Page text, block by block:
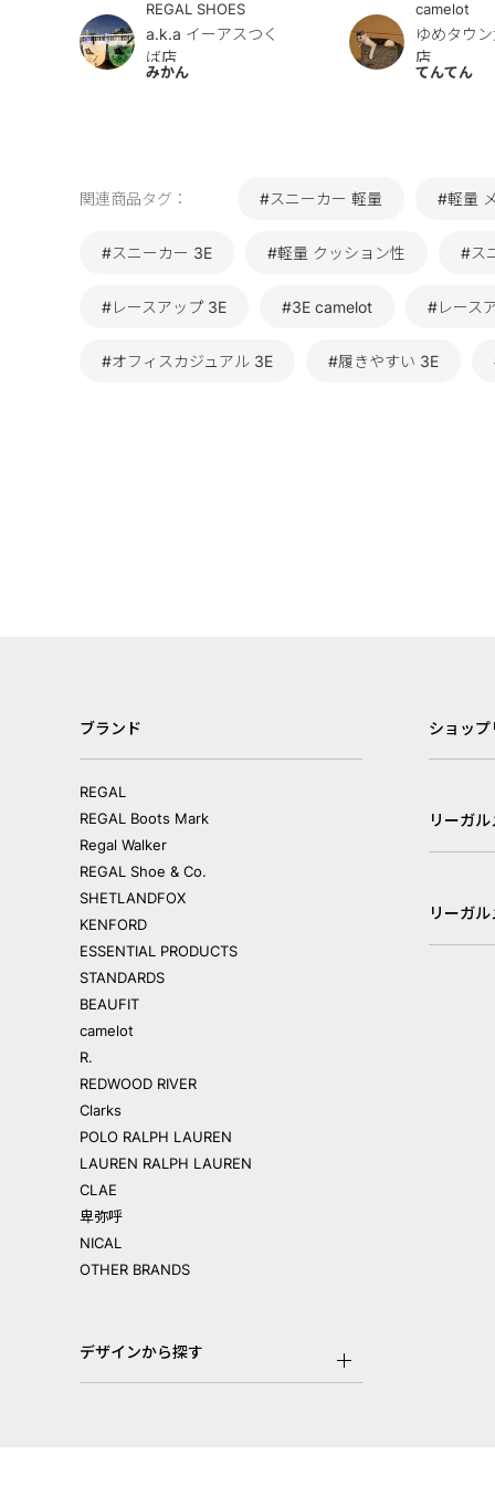
REGAL SHOES
a.k.a イーアスつく
ば店
みかん
camelot
ゆめタウ
店
てんてん
関連商品タグ： #スニーカー 軽量 #軽量
#スニーカー 3E #軽量 クッション性 #ス
#レースアップ 3E #3E camelot #レース
#オフィスカジュアル 3E #履きやすい 3E
ブランド
REGAL
REGAL Boots Mark
Regal Walker
REGAL Shoe & Co.
SHETLANDFOX
KENFORD
ESSENTIAL PRODUCTS
STANDARDS
BEAUFIT
camelot
R.
REDWOOD RIVER
Clarks
POLO RALPH LAUREN
LAUREN RALPH LAUREN
CLAE
卑弥呼
NICAL
OTHER BRANDS
デザインから探す
ショップ
リーガ
リーガ